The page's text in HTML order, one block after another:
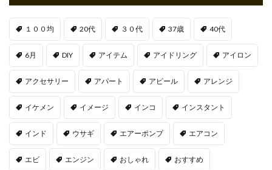
１００均 20代 ３０代 37歳 40代
6月 DIY アイテム アイドリング アイロン
アクセサリー アパート アピール アレンジ
イケメン イメージ インコ インスタント
インド ウサギ エアーポンプ エアコン
エビ エンジン おしゃれ おすすめ